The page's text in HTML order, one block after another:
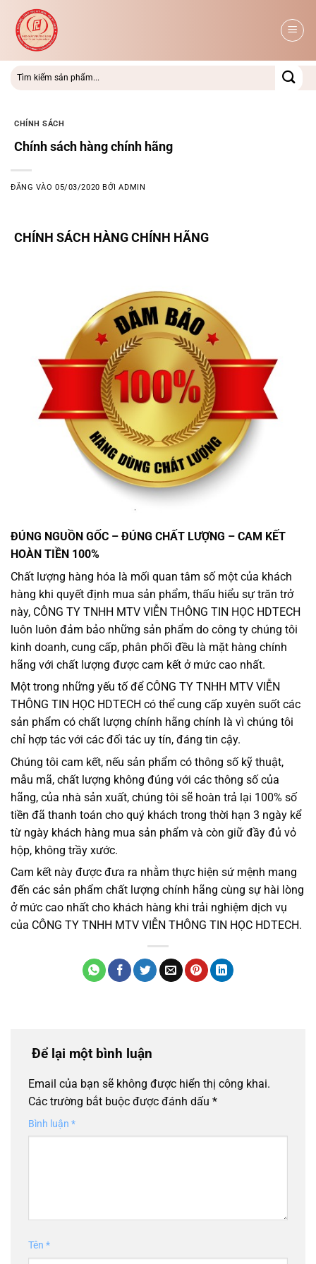
qua
dung
CHÍNH SÁCH
Chính sách hàng chính hãng
ĐĂNG VÀO05/03/2020 BỞIADMIN
CHÍNH SÁCH HÀNG CHÍNH HÃNG
ĐÚNG NGUỒN GỐC – ĐÚNG CHẤT LƯỢNG – CAM KẾT
HOÀN TIỀN 100%
Chất lượng hàng hóa là mối quan tâm số một của khách
hàng khi quyết định mua sản phẩm, thấu hiểu sự trăn trở
này, CÔNG TY TNHH MTV VIỄN THÔNG TIN HỌC HDTECH
luôn luôn đảm bảo những sản phẩm do công ty chúng tôi
kinh doanh, cung cấp, phân phối đều là mặt hàng chính
hãng với chất lượng được cam kết ở mức cao nhất.
Một trong những yếu tố để CÔNG TY TNHH MTV VIỄN
THÔNG TIN HỌC HDTECH có thể cung cấp xuyên suốt các
sản phẩm có chất lượng chính hãng chính là vì chúng tôi
chỉ hợp tác với các đối tác uy tín, đáng tin cậy.
Chúng tôi cam kết, nếu sản phẩm có thông số kỹ thuật,
mẫu mã, chất lượng không đúng với các thông số của
hãng, của nhà sản xuất, chúng tôi sẽ hoàn trả lại 100% số
tiền đã thanh toán cho quý khách trong thời hạn 3 ngày kể
từ ngày khách hàng mua sản phẩm và còn giữ đầy đủ vỏ
hộp, không trầy xước.
Cam kết này được đưa ra nhằm thực hiện sứ mệnh mang
đến các sản phẩm chất lượng chính hãng cùng sự hài lòng
ở mức cao nhất cho khách hàng khi trải nghiệm dịch vụ
của CÔNG TY TNHH MTV VIỄN THÔNG TIN HỌC HDTECH.
Để lại một bình luận
Email của bạn sẽ không được hiển thị công khai.
Các trường bắt buộc được đánh dấu *
Bình luận *
Tên *